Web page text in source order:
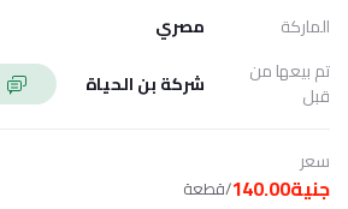
الماركة
مصري
تم بيعها من
قبل
شركة بن الحياة
سعر
جنية140.00 /قطعة